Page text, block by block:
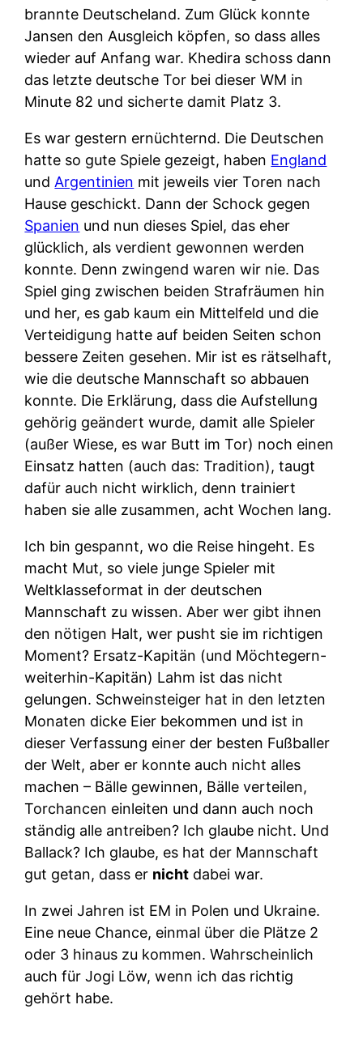
brannte Deutscheland. Zum Glück konnte
Jansen den Ausgleich köpfen, so dass alles
wieder auf Anfang war. Khedira schoss dann
das letzte deutsche Tor bei dieser WM in
Minute 82 und sicherte damit Platz 3.
Es war gestern ernüchternd. Die Deutschen
hatte so gute Spiele gezeigt, haben England
und Argentinien mit jeweils vier Toren nach
Hause geschickt. Dann der Schock gegen
Spanien und nun dieses Spiel, das eher
glücklich, als verdient gewonnen werden
konnte. Denn zwingend waren wir nie. Das
Spiel ging zwischen beiden Strafräumen hin
und her, es gab kaum ein Mittelfeld und die
Verteidigung hatte auf beiden Seiten schon
bessere Zeiten gesehen. Mir ist es rätselhaft,
wie die deutsche Mannschaft so abbauen
konnte. Die Erklärung, dass die Aufstellung
gehörig geändert wurde, damit alle Spieler
(außer Wiese, es war Butt im Tor) noch einen
Einsatz hatten (auch das: Tradition), taugt
dafür auch nicht wirklich, denn trainiert
haben sie alle zusammen, acht Wochen lang.
Ich bin gespannt, wo die Reise hingeht. Es
macht Mut, so viele junge Spieler mit
Weltklasseformat in der deutschen
Mannschaft zu wissen. Aber wer gibt ihnen
den nötigen Halt, wer pusht sie im richtigen
Moment? Ersatz-Kapitän (und Möchtegern-
weiterhin-Kapitän) Lahm ist das nicht
gelungen. Schweinsteiger hat in den letzten
Monaten dicke Eier bekommen und ist in
dieser Verfassung einer der besten Fußballer
der Welt, aber er konnte auch nicht alles
machen – Bälle gewinnen, Bälle verteilen,
Torchancen einleiten und dann auch noch
ständig alle antreiben? Ich glaube nicht. Und
Ballack? Ich glaube, es hat der Mannschaft
gut getan, dass er nicht dabei war.
In zwei Jahren ist EM in Polen und Ukraine.
Eine neue Chance, einmal über die Plätze 2
oder 3 hinaus zu kommen. Wahrscheinlich
auch für Jogi Löw, wenn ich das richtig
gehört habe.